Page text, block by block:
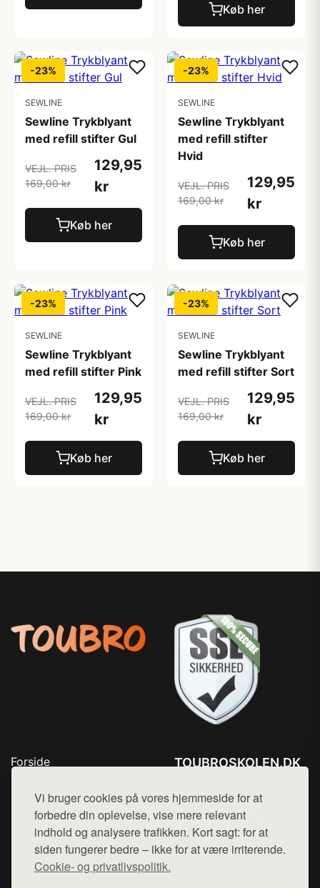
Vi bruger cookies på vores hjemmeside for at
forbedre din oplevelse, vise mere relevant
indhold og analysere trafikken. Kort sagt: for at
siden fungerer bedre – ikke for at være irriterende.
Cookie- og privatlivspolitik.
Køb her
-23%
SEWLINE
Sewline Trykblyant
med refill stifter Gul
VEJL. PRIS
169,00 kr
129,95
kr
Køb her
-23%
SEWLINE
Sewline Trykblyant
med refill stifter
Hvid
VEJL. PRIS
169,00 kr
129,95
kr
Køb her
-23%
SEWLINE
Sewline Trykblyant
med refill stifter Pink
VEJL. PRIS
169,00 kr
129,95
kr
Køb her
-23%
SEWLINE
Sewline Trykblyant
med refill stifter Sort
VEJL. PRIS
169,00 kr
129,95
kr
Køb her
Forside
Top Rabatter
Blog
Kontakt
TOUBROSKOLEN.DK
Mail: hej@want.dk
Cookie- og privatlivspolitik